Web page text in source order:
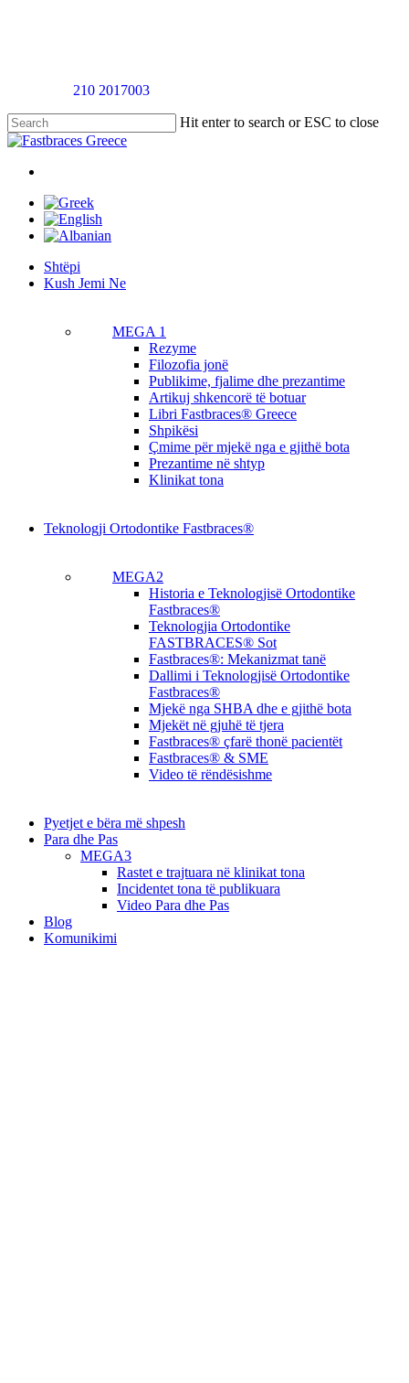
210 2017003
Hit enter to search or ESC to close
Close
Menu
Menu
Shtëpi
Kush Jemi Ne
MEGA 1
Rezyme
Filozofia jonë
Publikime, fjalime dhe prezantime
Artikuj shkencorë të botuar
Libri Fastbraces® Greece
Shpikësi
Çmime për mjekë nga e gjithë bota
Prezantime në shtyp
Klinikat tona
Teknologji Ortodontike Fastbraces®
MEGA2
Historia e Teknologjisë Ortodontike
Fastbraces®
Teknologjia Ortodontike
FASTBRACES® Sot
Fastbraces®: Mekanizmat tanë
Dallimi i Teknologjisë Ortodontike
Fastbraces®
Mjekë nga SHBA dhe e gjithë bota
Mjekët në gjuhë të tjera
Fastbraces® çfarë thonë pacientët
Fastbraces® & SME
Video të rëndësishme
Pyetjet e bëra më shpesh
Para dhe Pas
MEGA3
Rastet e trajtuara në klinikat tona
Incidentet tona të publikuara
Video Para dhe Pas
Blog
Komunikimi